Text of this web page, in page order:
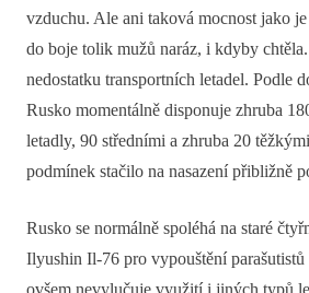
vzduchu. Ale ani taková mocnost jako
do boje tolik mužů naráz, i kdyby
nedostatku transportních letadel. Podle
Rusko momentálně disponuje zhruba
letadly, 90 středními a zhruba 20
podmínek stačilo na nasazení přibližně
Rusko se normálně spoléhá na staré
Ilyushin Il-76 pro vypouštění
ovšem nevylučuje využití i jiných typů